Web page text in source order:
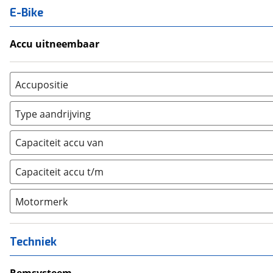
E-Bike
Accu uitneembaar
Nee, vast (0)
Accupositie
Bagagedrager (0)
Frame (0 )
Vloer (0
Achterbank (0)
Kofferbak (0)
Overig (0)
Type aandrijving
Achterwiel (0)
Trapas
Voorwiel
Capaciteit accu van
Capaciteit accu t/m
Motormerk
Bosch (0)
Yamaha
Stromer (0)
Techniek